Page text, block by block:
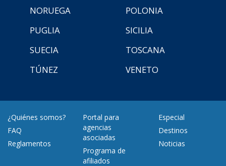
NORUEGA
POLONIA
PUGLIA
SICILIA
SUECIA
TOSCANA
TÚNEZ
VENETO
¿Quiénes somos?
FAQ
Reglamentos
Portal para
agencias
asociadas
Programa de
afiliados
Especial
Destinos
Noticias